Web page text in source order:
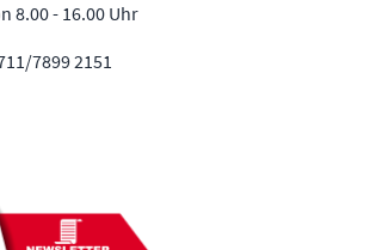
8.00 - 16.00 Uhr
7899 2151